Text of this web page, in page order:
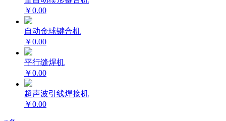
￥0.00
自动金球键合机
￥0.00
平行缝焊机
￥0.00
超声波引线焊接机
￥0.00